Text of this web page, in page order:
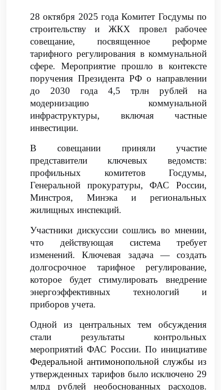
28 октября 2025 года Комитет Госдумы по
строительству и ЖКХ провел рабочее
совещание, посвященное реформе
тарифного регулирования в коммунальной
сфере. Мероприятие прошло в контексте
поручения Президента РФ о направлении
до 2030 года 4,5 трлн рублей на
модернизацию коммунальной
инфраструктуры, включая частные
инвестиции.
В совещании приняли участие
представители ключевых ведомств:
профильных комитетов Госдумы,
Генеральной прокуратуры, ФАС России,
Минстроя, Минэка и региональных
жилищных инспекций.
Участники дискуссии сошлись во мнении,
что действующая система требует
изменений. Ключевая задача — создать
долгосрочное тарифное регулирование,
которое будет стимулировать внедрение
энергоэффективных технологий и
приборов учета.
Одной из центральных тем обсуждения
стали результаты контрольных
мероприятий ФАС России. По инициативе
Федеральной антимонопольной службы из
утвержденных тарифов было исключено 29
млрд рублей необоснованных расходов.